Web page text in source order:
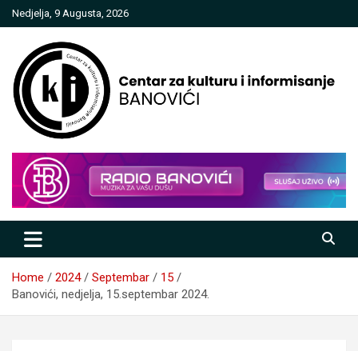
Skip
to
Nedjelja, 9 Augusta, 2026
Centar za kulturu i informisanje
Banovići
Home 2024 Septembar
15
Banovići, nedjelja, 15.septembar 2024.